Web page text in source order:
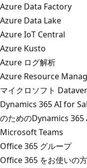
Azure Data Factory
Azure Data Lake
Azure IoT Central
Azure Kusto
Azure ログ解析
Azure Resource
マイクロソフト
Dynamics 365 AI for
のためのDynamics 365
Microsoft Teams
Office 365 グループ
Office 365 をお使いの方